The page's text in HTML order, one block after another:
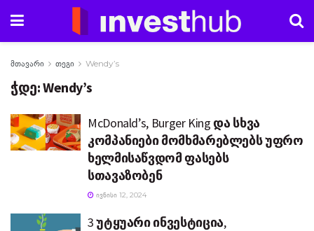
მთავარი თეგი Wendy’s
ჭდე:Wendy’s
McDonald’s, Burger King და სხვა
კომპანიები მომხმარებლებს უფრო
ხელმისაწვდომ ფასებს
სთავაზობენ
ᲘᲕᲜᲘᲡᲘ 12, 2024
3 უტყუარი ინვესტიცია,